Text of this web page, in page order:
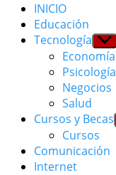
INICIO
Educación
Tecnología Show
sub
menu
Economía
Psicología
Negocios
Salud
Cursos y Becas
Cursos
Comunicación
Internet